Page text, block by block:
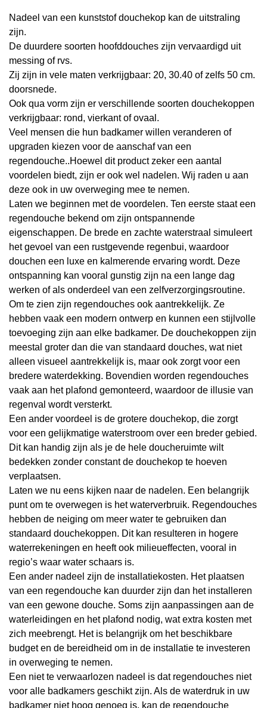
Nadeel van een kunststof douchekop kan de uitstraling
zijn.
De duurdere soorten hoofddouches zijn vervaardigd uit
messing of rvs.
Zij zijn in vele maten verkrijgbaar: 20, 30.40 of zelfs 50 cm.
doorsnede.
Ook qua vorm zijn er verschillende soorten douchekoppen
verkrijgbaar: rond, vierkant of ovaal.
Veel mensen die hun badkamer willen veranderen of
upgraden kiezen voor de aanschaf van een
regendouche..Hoewel dit product zeker een aantal
voordelen biedt, zijn er ook wel nadelen. Wij raden u aan
deze ook in uw overweging mee te nemen.
Laten we beginnen met de voordelen. Ten eerste staat een
regendouche bekend om zijn ontspannende
eigenschappen. De brede en zachte waterstraal simuleert
het gevoel van een rustgevende regenbui, waardoor
douchen een luxe en kalmerende ervaring wordt. Deze
ontspanning kan vooral gunstig zijn na een lange dag
werken of als onderdeel van een zelfverzorgingsroutine.
Om te zien zijn regendouches ook aantrekkelijk. Ze
hebben vaak een modern ontwerp en kunnen een stijlvolle
toevoeging zijn aan elke badkamer. De douchekoppen zijn
meestal groter dan die van standaard douches, wat niet
alleen visueel aantrekkelijk is, maar ook zorgt voor een
bredere waterdekking. Bovendien worden regendouches
vaak aan het plafond gemonteerd, waardoor de illusie van
regenval wordt versterkt.
Een ander voordeel is de grotere douchekop, die zorgt
voor een gelijkmatige waterstroom over een breder gebied.
Dit kan handig zijn als je de hele doucheruimte wilt
bedekken zonder constant de douchekop te hoeven
verplaatsen.
Laten we nu eens kijken naar de nadelen. Een belangrijk
punt om te overwegen is het waterverbruik. Regendouches
hebben de neiging om meer water te gebruiken dan
standaard douchekoppen. Dit kan resulteren in hogere
waterrekeningen en heeft ook milieueffecten, vooral in
regio’s waar water schaars is.
Een ander nadeel zijn de installatiekosten. Het plaatsen
van een regendouche kan duurder zijn dan het installeren
van een gewone douche. Soms zijn aanpassingen aan de
waterleidingen en het plafond nodig, wat extra kosten met
zich meebrengt. Het is belangrijk om het beschikbare
budget en de bereidheid om in de installatie te investeren
in overweging te nemen.
Een niet te verwaarlozen nadeel is dat regendouches niet
voor alle badkamers geschikt zijn. Als de waterdruk in uw
badkamer niet hoog genoeg is, kan de regendouche